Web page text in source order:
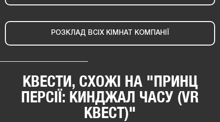
РОЗКЛАД ВСІХ КІМНАТ КОМПАНІЇ
КВЕСТИ, СХОЖІ НА "ПРИНЦ
ПЕРСІЇ: КИНДЖАЛ ЧАСУ (VR
КВЕСТ)"